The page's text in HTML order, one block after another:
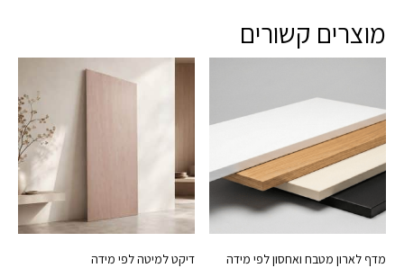
מוצרים קשורים
מדף לארון מטבח ואחסון לפי מידה דיקט למיטה לפי מידה